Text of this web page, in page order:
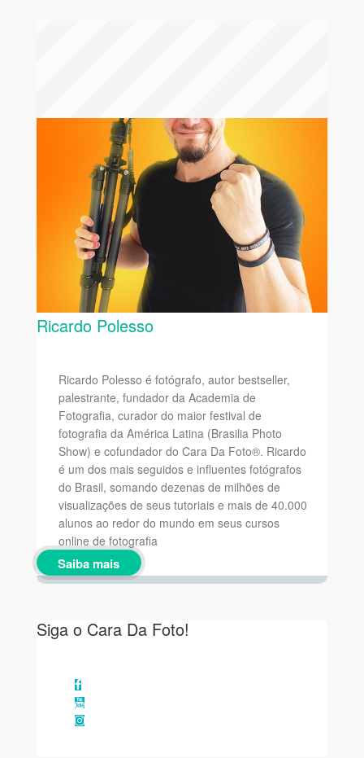
Ricardo Polesso
Ricardo Polesso é fotógrafo, autor bestseller,
palestrante, fundador da Academia de
Fotografia, curador do maior festival de
fotografia da América Latina (Brasilia Photo
Show) e cofundador do Cara Da Foto®. Ricardo
é um dos mais seguidos e influentes fotógrafos
do Brasil, somando dezenas de milhões de
visualizações de seus tutoriais e mais de 40.000
alunos ao redor do mundo em seus cursos
online de fotografia
Saiba mais
Siga o Cara Da Foto!
Facebook
YouTube
Instagram